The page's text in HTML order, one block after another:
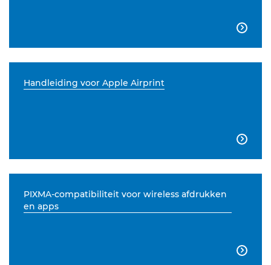

Handleiding voor Apple Airprint

PIXMA-compatibiliteit voor wireless afdrukken
en apps
